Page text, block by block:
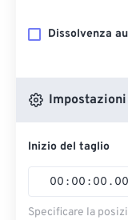
Dissolvenza
Inizio del taglio
00 : 00 : 00 . 00
Specificare la